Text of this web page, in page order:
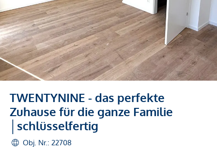
TWENTYNINE - das perfekte
Zuhause für die ganze Familie
│schlüsselfertig
Obj. Nr.: 22708